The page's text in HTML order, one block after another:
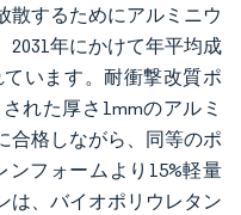
散するためにアルミニウ
2031年にかけて年平均成
ています。耐衝撃改質ポ
れた厚さ1mmのアルミ
合格しながら、同等のポ
フォームより15%軽量
は、バイオポリウレタン